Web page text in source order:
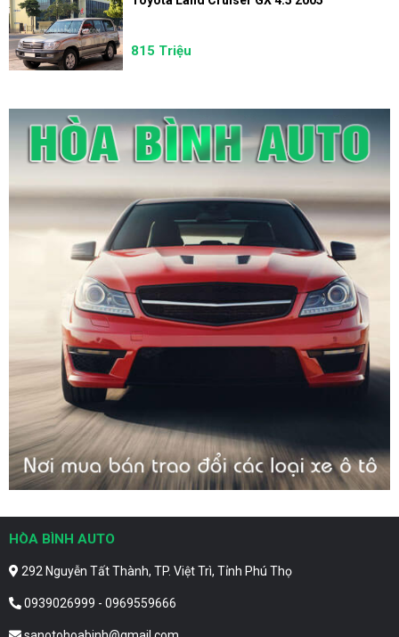
815 Triệu
HÒA BÌNH AUTO
292 Nguyễn Tất Thành, TP. Việt Trì, Tỉnh Phú Thọ
0939026999 - 0969559666